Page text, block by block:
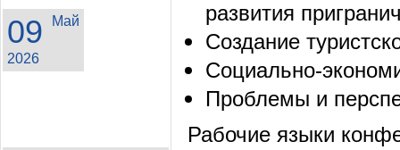
09 Май
2026
развития
Создание
Социально-
Проблемы и
Рабочие языки